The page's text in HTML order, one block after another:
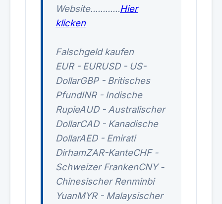
Website............Hier
klicken
Falschgeld kaufen
EUR - EURUSD - US-
DollarGBP - Britisches
PfundINR - Indische
RupieAUD - Australischer
DollarCAD - Kanadische
DollarAED - Emirati
DirhamZAR-KanteCHF -
Schweizer FrankenCNY -
Chinesischer Renminbi
YuanMYR - Malaysischer